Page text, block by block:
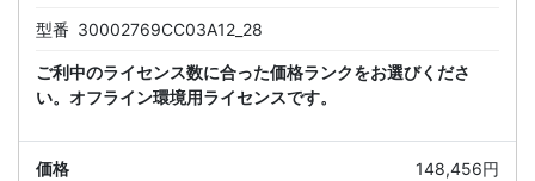
型番 30002769CC03A12_28
ご利中のライセンス数に合った価格ランクをお選びくださ
い。オフライン環境用ライセンスです。
148,456円